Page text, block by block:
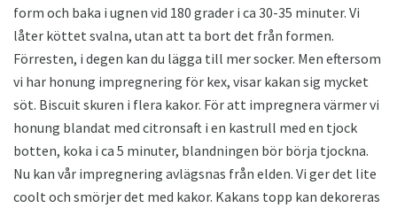
form och baka i ugnen vid 180 grader i ca 30-35 minuter. Vi
låter köttet svalna, utan att ta bort det från formen.
Förresten, i degen kan du lägga till mer socker. Men eftersom
vi har honung impregnering för kex, visar kakan sig mycket
söt. Biscuit skuren i flera kakor. För att impregnera värmer vi
honung blandat med citronsaft i en kastrull med en tjock
botten, koka i ca 5 minuter, blandningen bör börja tjockna.
Nu kan vår impregnering avlägsnas från elden. Vi ger det lite
coolt och smörjer det med kakor. Kakans topp kan dekoreras